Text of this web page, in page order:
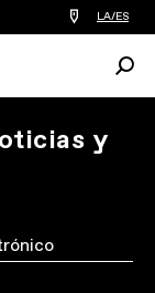
Encontrar
tiedas
bicicletas
de
LA/ES
y